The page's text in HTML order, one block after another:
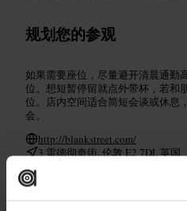
规划您的参观
如果需要座位，尽量避开清晨通勤
位。想短暂停留就点外带杯，若和
位。店内空间适合简短会谈或休息
会。
http://blankstreet.com/
3 雷德彻奇街, 伦敦 E2 7DJ, 英国